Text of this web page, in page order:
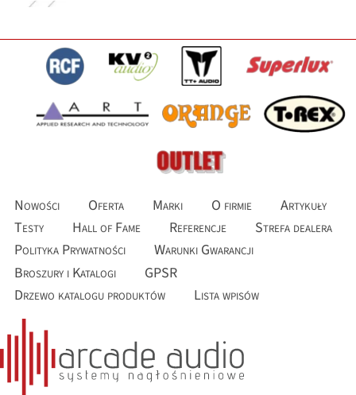
Nowości Oferta Marki O firmie
Artykuły
Testy
Hall of Fame Referencje
Strefa dealera
Polityka Prywatności
Warunki Gwarancji
Broszury i Katalogi
GPSR
Drzewo katalogu produktów
Lista wpisów